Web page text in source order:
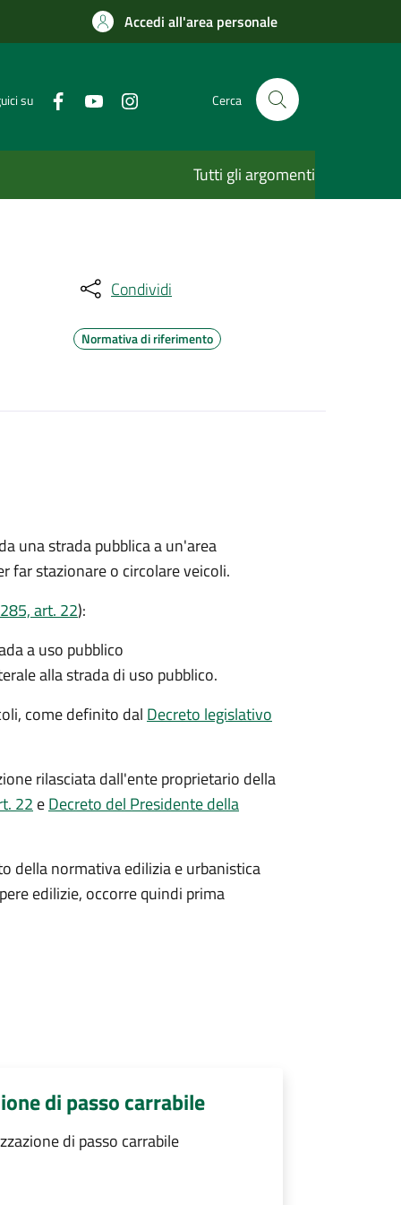
Accedi all'area personale
su Cerca
Tutti gli argomenti
Condividi
Normativa di riferimento
una strada pubblica a un'area
far stazionare o circolare veicoli.
art. 22):
a uso pubblico
alla strada di uso pubblico.
come definito dal Decreto legislativo
rilasciata dall'ente proprietario della
22 eDecreto del Presidente della
della normativa edilizia e urbanistica
edilizie, occorre quindi prima
di passo carrabile
di passo carrabile